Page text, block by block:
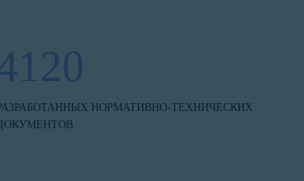
НОРМАТИВНО-ТЕХНИЧЕСКИХ